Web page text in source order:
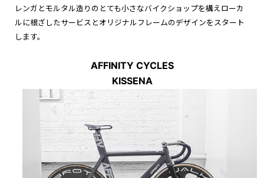
レンガとモルタル造りのとても小さなバイクショップを構えローカ
ルに根ざしたサービスとオリジナルフレームのデザインをスタート
します。
AFFINITY CYCLES
KISSENA